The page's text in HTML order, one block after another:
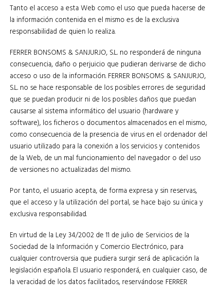
Tanto el acceso a esta Web como el uso que pueda hacerse de
la información contenida en el mismo es de la exclusiva
responsabilidad de quien lo realiza.
FERRER BONSOMS & SANJURJO, S.L. no responderá de ninguna
consecuencia, daño o perjuicio que pudieran derivarse de dicho
acceso o uso de la información. FERRER BONSOMS & SANJURJO,
S.L. no se hace responsable de los posibles errores de seguridad
que se puedan producir ni de los posibles daños que puedan
causarse al sistema informático del usuario (hardware y
software), los ficheros o documentos almacenados en el mismo,
como consecuencia de la presencia de virus en el ordenador del
usuario utilizado para la conexión a los servicios y contenidos
de la Web, de un mal funcionamiento del navegador o del uso
de versiones no actualizadas del mismo.
Por tanto, el usuario acepta, de forma expresa y sin reservas,
que el acceso y la utilización del portal, se hace bajo su única y
exclusiva responsabilidad.
En virtud de la Ley 34/2002 de 11 de julio de Servicios de la
Sociedad de la Información y Comercio Electrónico, para
cualquier controversia que pudiera surgir será de aplicación la
legislación española. El usuario responderá, en cualquier caso, de
la veracidad de los datos facilitados, reservándose FERRER